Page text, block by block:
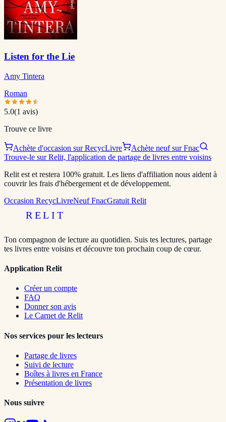
Listen for the Lie
Amy Tintera
Roman
5.0(1 avis)
Trouve ce livre
Achète d'occasion sur RecycLivre
Achète neuf sur Fnac
Trouve-le sur Relit, l'application de partage de livres entre voisins
Relit est et restera 100% gratuit. Les liens d'affiliation nous aident à
couvrir les frais d'hébergement et de développement.
Occasion RecycLivreNeuf FnacGratuit Relit
RELIT
Ton compagnon de lecture au quotidien. Suis tes lectures, partage
tes livres entre voisins et découvre ton prochain coup de cœur.
Application Relit
Créer un compte
FAQ
Donner son avis
Le Carnet de Relit
Nos services pour les lecteurs
Partage de livres
Suivi de lecture
Boîtes à livres en France
Présentation de livres
Nous suivre